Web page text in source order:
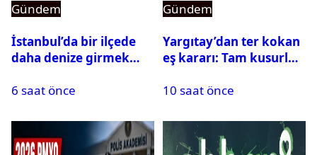
Gündem
İstanbul’da bir ilçede
daha denize girmek
6 saat önce
Gündem
Yargıtay’dan ter kokan
eş kararı: Tam kusurlu
10 saat önce